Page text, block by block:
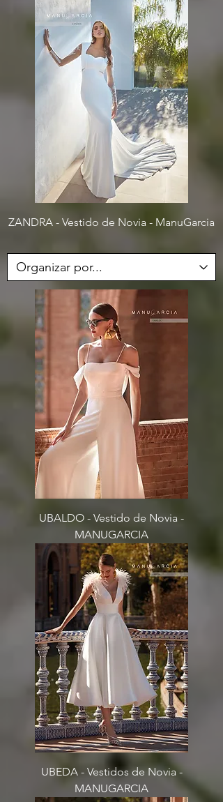
ZANDRA - Vestido de Novia - ManuGarcia
UBALDO - Vestido de Novia -
MANUGARCIA
UBEDA - Vestidos de Novia -
MANUGARCIA